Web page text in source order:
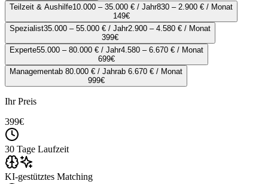
Teilzeit & Aushilfe10.000 – 35.000 € / Jahr830 – 2.900 € / Monat
149€
Spezialist35.000 – 55.000 € / Jahr2.900 – 4.580 € / Monat
399€
Experte55.000 – 80.000 € / Jahr4.580 – 6.670 € / Monat
699€
Managementab 80.000 € / Jahrab 6.670 € / Monat
999€
Ihr Preis
399€
30 Tage Laufzeit
KI-gestütztes Matching